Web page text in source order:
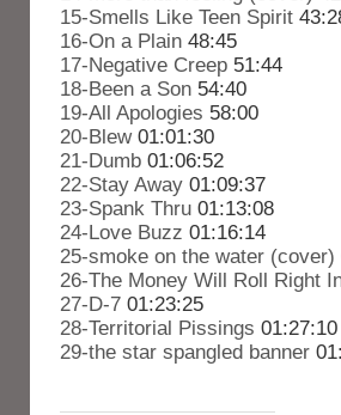
15-Smells Like Teen Spirit
16-On a Plain 48:45
17-Negative Creep 51:44
18-Been a Son 54:40
19-All Apologies 58:00
20-Blew 01:01:30
21-Dumb 01:06:52
22-Stay Away 01:09:37
23-Spank Thru 01:13:08
24-Love Buzz 01:16:14
25-smoke on the water (cover)
26-The Money Will Roll Right
27-D-7 01:23:25
28-Territorial Pissings 01:27:10
29-the star spangled banner